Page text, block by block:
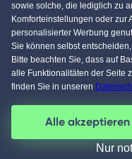
sowie solche, die lediglich zu
Komforteinstellungen oder zur
personalisierter Werbung
Sie können selbst
Bitte beachten Sie, dass auf
alle Funktionalitäten der Seite
finden Sie in unseren
Alle akzeptieren
Nur